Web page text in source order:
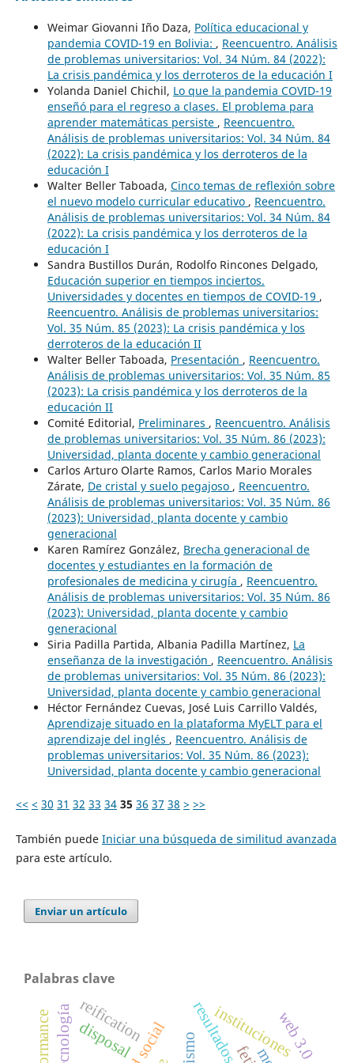
Weimar Giovanni Iño Daza, Política educacional y
pandemia COVID-19 en Bolivia: , Reencuentro. Análisis
de problemas universitarios: Vol. 34 Núm. 84 (2022):
La crisis pandémica y los derroteros de la educación I
Yolanda Daniel Chichil, Lo que la pandemia COVID-19
enseñó para el regreso a clases. El problema para
aprender matemáticas persiste , Reencuentro.
Análisis de problemas universitarios: Vol. 34 Núm. 84
(2022): La crisis pandémica y los derroteros de la
educación I
Walter Beller Taboada, Cinco temas de reflexión sobre
el nuevo modelo curricular educativo , Reencuentro.
Análisis de problemas universitarios: Vol. 34 Núm. 84
(2022): La crisis pandémica y los derroteros de la
educación I
Sandra Bustillos Durán, Rodolfo Rincones Delgado,
Educación superior en tiempos inciertos.
Universidades y docentes en tiempos de COVID-19 ,
Reencuentro. Análisis de problemas universitarios:
Vol. 35 Núm. 85 (2023): La crisis pandémica y los
derroteros de la educación II
Walter Beller Taboada, Presentación , Reencuentro.
Análisis de problemas universitarios: Vol. 35 Núm. 85
(2023): La crisis pandémica y los derroteros de la
educación II
Comité Editorial, Preliminares , Reencuentro. Análisis
de problemas universitarios: Vol. 35 Núm. 86 (2023):
Universidad, planta docente y cambio generacional
Carlos Arturo Olarte Ramos, Carlos Mario Morales
Zárate, De cristal y suelo pegajoso , Reencuentro.
Análisis de problemas universitarios: Vol. 35 Núm. 86
(2023): Universidad, planta docente y cambio
generacional
Karen Ramírez González, Brecha generacional de
docentes y estudiantes en la formación de
profesionales de medicina y cirugía , Reencuentro.
Análisis de problemas universitarios: Vol. 35 Núm. 86
(2023): Universidad, planta docente y cambio
generacional
Siria Padilla Partida, Albania Padilla Martínez, La
enseñanza de la investigación , Reencuentro. Análisis
de problemas universitarios: Vol. 35 Núm. 86 (2023):
Universidad, planta docente y cambio generacional
Héctor Fernández Cuevas, José Luis Carrillo Valdés,
Aprendizaje situado en la plataforma MyELT para el
aprendizaje del inglés , Reencuentro. Análisis de
problemas universitarios: Vol. 35 Núm. 86 (2023):
Universidad, planta docente y cambio generacional
<< < 30 31 32 33 34 35 36 37 38 > >>
También puede Iniciar una búsqueda de similitud avanzada
para este artículo.
Enviar un artículo
Palabras clave
instituciones
disposal
reification web 3.0